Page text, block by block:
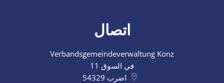
اتصال
Verbandsgemeindeverwaltung Konz
في السوق 11
54329 اضرب